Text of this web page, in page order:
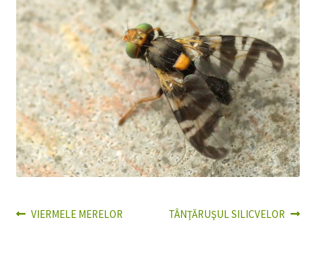
Navigare
Articolul
VIERMELE MERELOR
Articolul
TÂNŢĂRUŞUL SILICVELOR